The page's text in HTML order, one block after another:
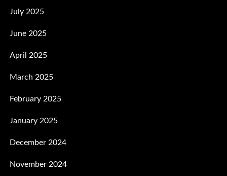
July 2025
June 2025
April 2025
March 2025
February 2025
January 2025
December 2024
November 2024